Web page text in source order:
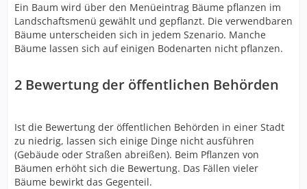
Ein Baum wird über den Menüeintrag Bäume pflanzen im
Landschaftsmenü gewählt und gepflanzt. Die verwendbaren
Bäume unterscheiden sich in jedem Szenario. Manche
Bäume lassen sich auf einigen Bodenarten nicht pflanzen.
2 Bewertung der öffentlichen Behörden
Ist die Bewertung der öffentlichen Behörden in einer Stadt
zu niedrig, lassen sich einige Dinge nicht ausführen
(Gebäude oder Straßen abreißen). Beim Pflanzen von
Bäumen erhöht sich die Bewertung. Das Fällen vieler
Bäume bewirkt das Gegenteil.